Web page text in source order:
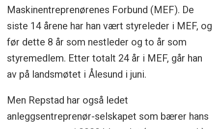
Maskinentreprenørenes Forbund (MEF). De
siste 14 årene har han vært styreleder i MEF, og
før dette 8 år som nestleder og to år som
styremedlem. Etter totalt 24 år i MEF, går han
av på landsmøtet i Ålesund i juni.
Men Repstad har også ledet
anleggsentreprenør-selskapet som bærer hans